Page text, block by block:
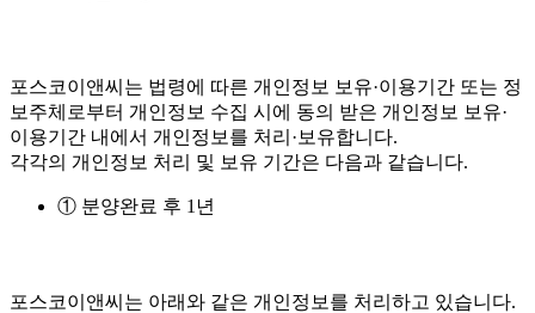
포스코이앤씨는 법령에 따른 개인정보 보유·이용기간 또는 정
보주체로부터 개인정보 수집 시에 동의 받은 개인정보 보유·
이용기간 내에서 개인정보를 처리·보유합니다.
각각의 개인정보 처리 및 보유 기간은 다음과 같습니다.
① 분양완료 후 1년
포스코이앤씨는 아래와 같은 개인정보를 처리하고 있습니다.